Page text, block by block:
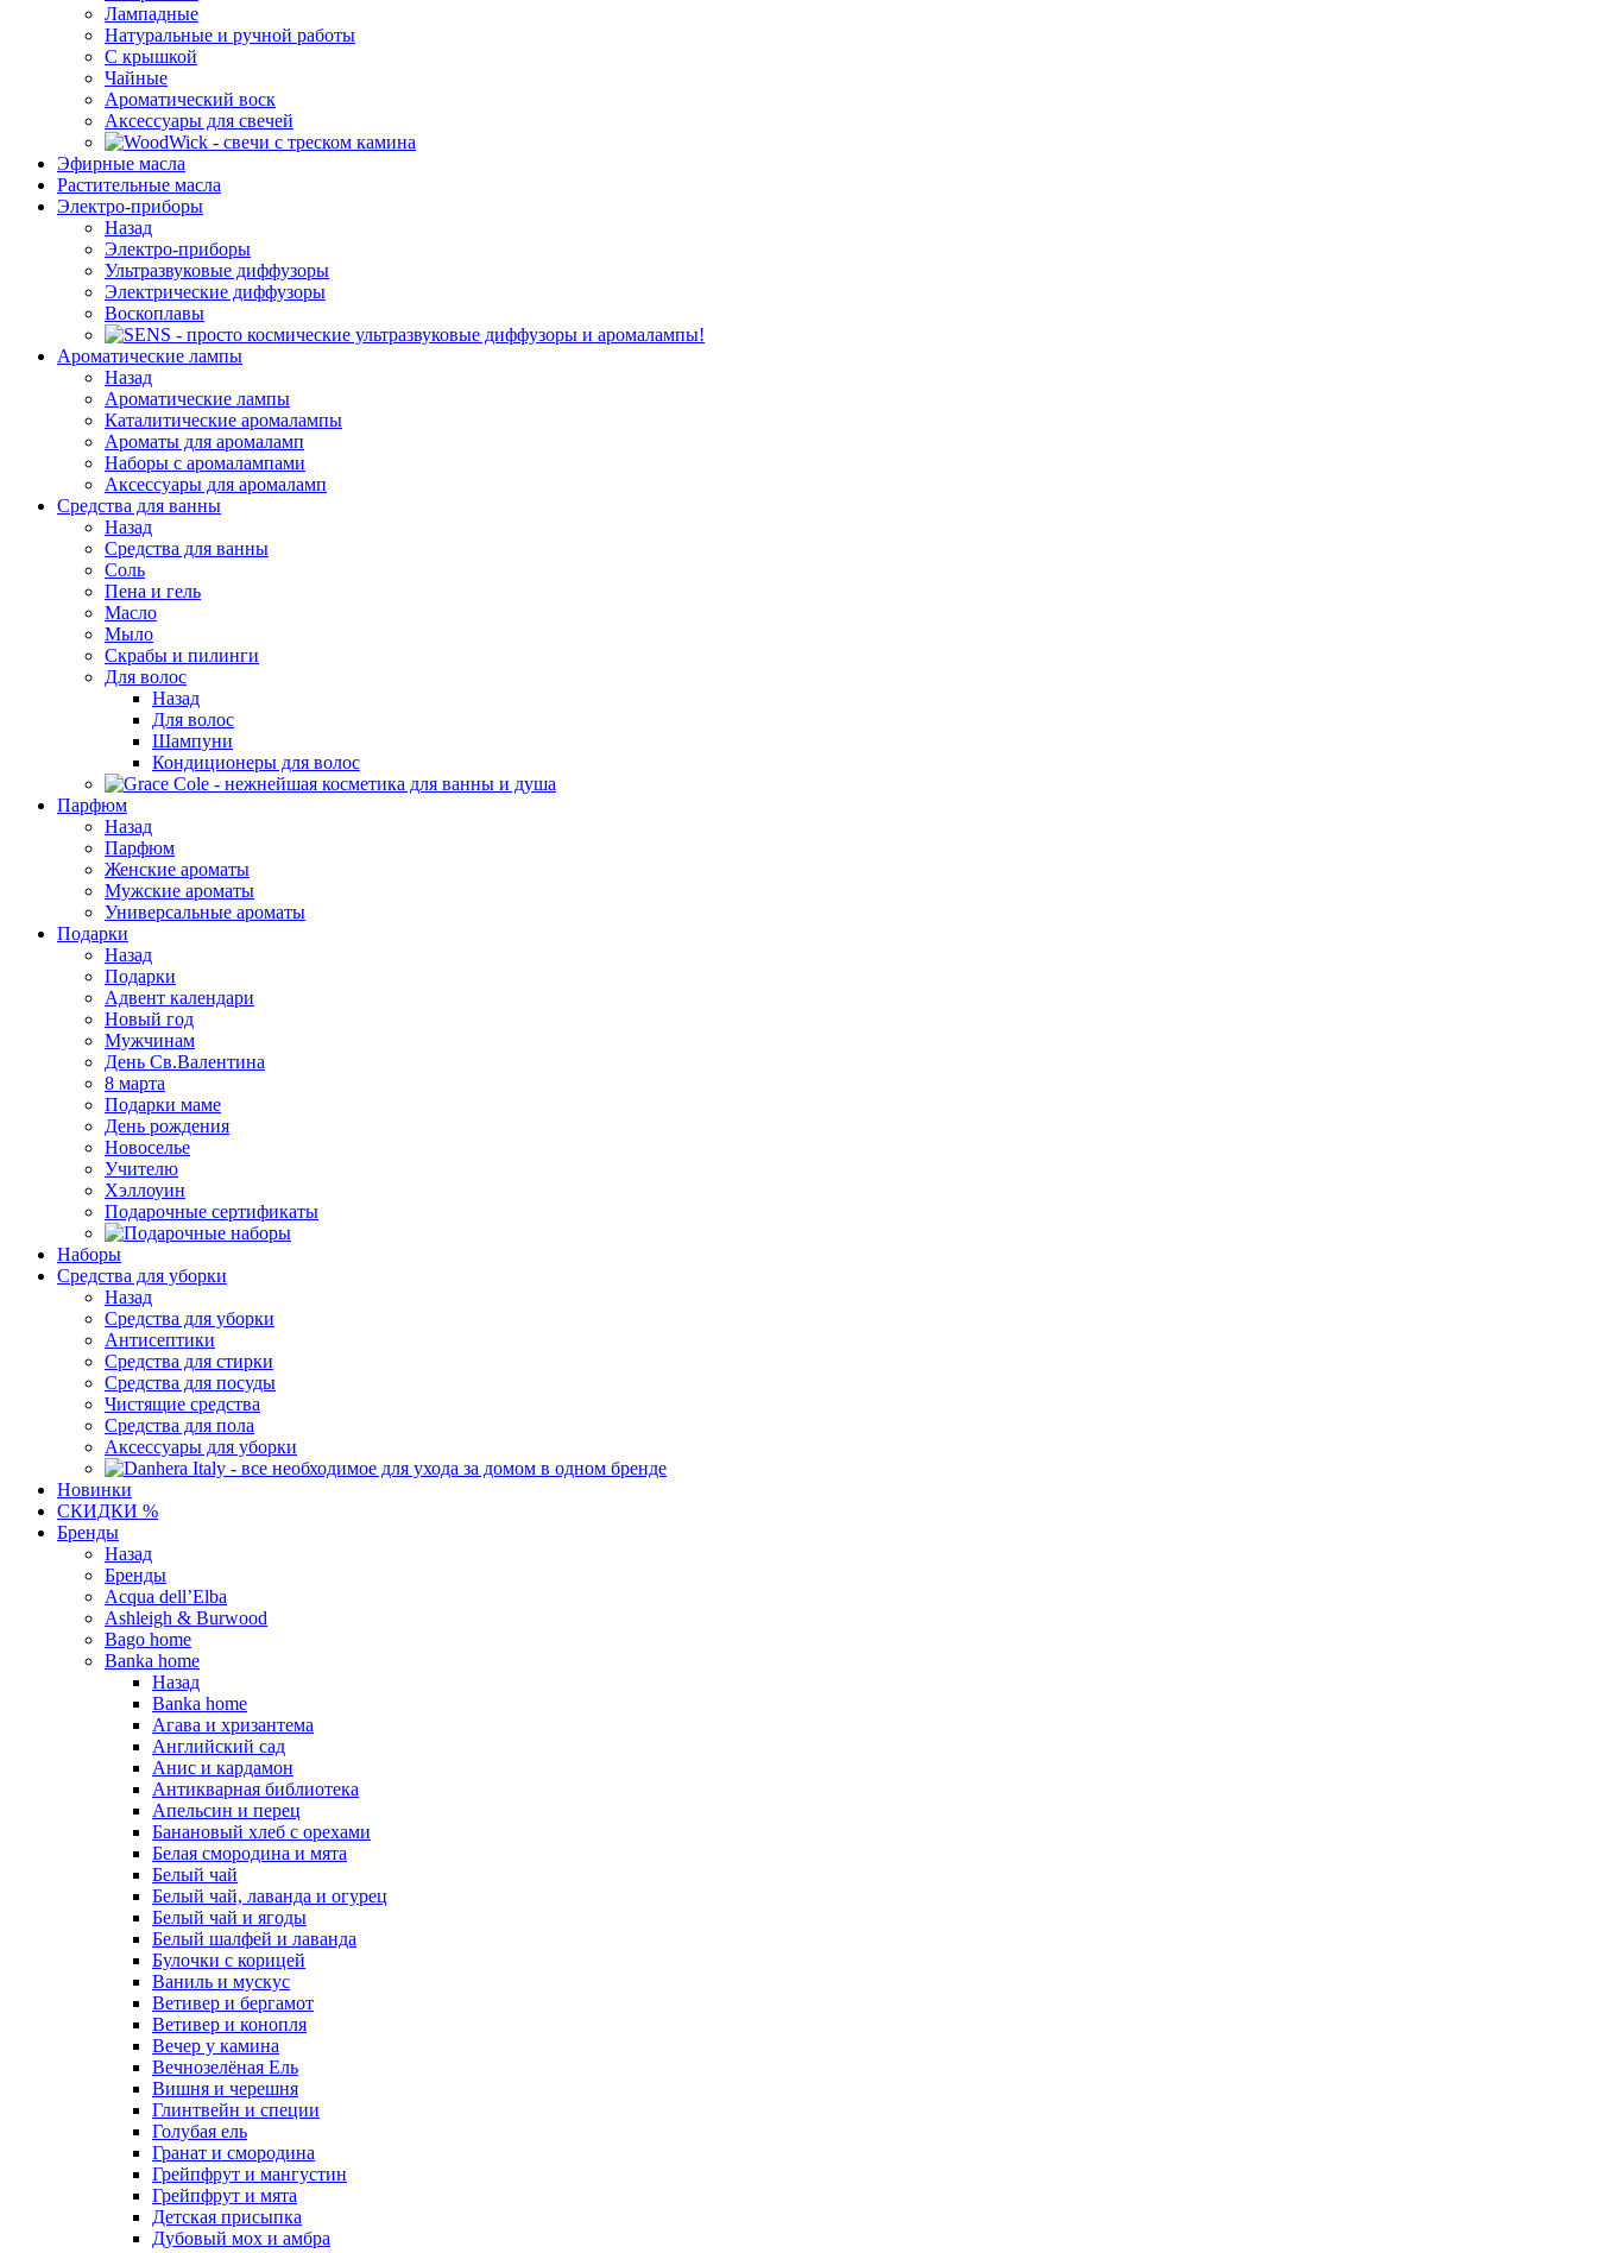
Лампадные
Натуральные и ручной работы
С крышкой
Чайные
Ароматический воск
Аксессуары для свечей
Эфирные масла
Растительные масла
Электро-приборы
Назад
Электро-приборы
Ультразвуковые диффузоры
Электрические диффузоры
Воскоплавы
Ароматические лампы
Назад
Ароматические лампы
Каталитические аромалампы
Ароматы для аромаламп
Наборы с аромалампами
Аксессуары для аромаламп
Средства для ванны
Назад
Средства для ванны
Соль
Пена и гель
Масло
Мыло
Скрабы и пилинги
Для волос
Назад
Для волос
Шампуни
Кондиционеры для волос
Парфюм
Назад
Парфюм
Женские ароматы
Мужские ароматы
Универсальные ароматы
Подарки
Назад
Подарки
Адвент календари
Новый год
Мужчинам
День Св.Валентина
8 марта
Подарки маме
День рождения
Новоселье
Учителю
Хэллоуин
Подарочные сертификаты
Наборы
Средства для уборки
Назад
Средства для уборки
Антисептики
Средства для стирки
Средства для посуды
Чистящие средства
Средства для пола
Аксессуары для уборки
Новинки
СКИДКИ %
Бренды
Назад
Бренды
Acqua dell’Elba
Ashleigh & Burwood
Bago home
Banka home
Назад
Banka home
Агава и хризантема
Английский сад
Анис и кардамон
Антикварная библиотека
Апельсин и перец
Банановый хлеб с орехами
Белая смородина и мята
Белый чай
Белый чай, лаванда и огурец
Белый чай и ягоды
Белый шалфей и лаванда
Булочки с корицей
Ваниль и мускус
Ветивер и бергамот
Ветивер и конопля
Вечер у камина
Вечнозелёная Ель
Вишня и черешня
Глинтвейн и специи
Голубая ель
Гранат и смородина
Грейпфрут и мангустин
Грейпфрут и мята
Детская присыпка
Дубовый мох и амбра